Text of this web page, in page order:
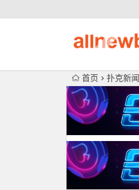
首页 扑克新闻